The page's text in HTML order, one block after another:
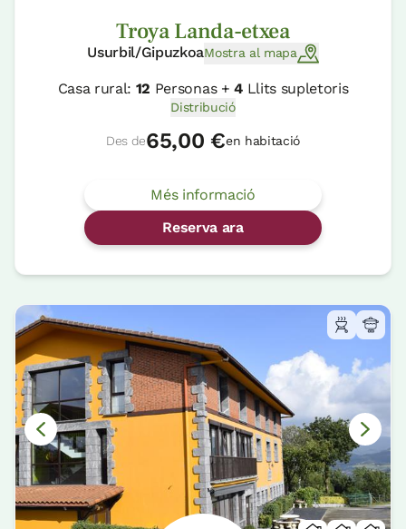
Troya Landa-etxea
Usurbil/GipuzkoaMostra al mapa
Casa rural: 12 Personas +4Llits supletoris
Distribució
Des de65,00 €en habitació
Més informació
Reserva ara